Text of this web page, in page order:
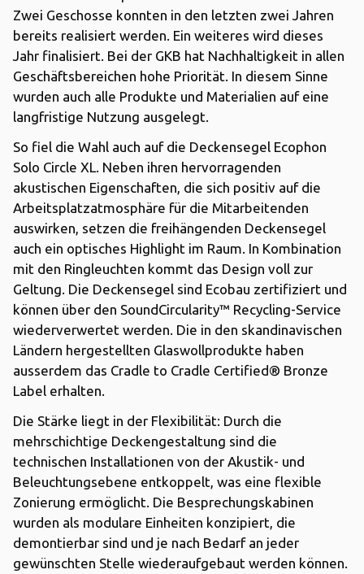
Zwei Geschosse konnten in den letzten zwei Jahren
bereits realisiert werden. Ein weiteres wird dieses
Jahr finalisiert. Bei der GKB hat Nachhaltigkeit in allen
Geschäftsbereichen hohe Priorität. In diesem Sinne
wurden auch alle Produkte und Materialien auf eine
langfristige Nutzung ausgelegt.
So fiel die Wahl auch auf die Deckensegel Ecophon
Solo Circle XL. Neben ihren hervorragenden
akustischen Eigenschaften, die sich positiv auf die
Arbeitsplatzatmosphäre für die Mitarbeitenden
auswirken, setzen die freihängenden Deckensegel
auch ein optisches Highlight im Raum. In Kombination
mit den Ringleuchten kommt das Design voll zur
Geltung. Die Deckensegel sind Ecobau zertifiziert und
können über den SoundCircularity™ Recycling-Service
wiederverwertet werden. Die in den skandinavischen
Ländern hergestellten Glaswollprodukte haben
ausserdem das Cradle to Cradle Certified® Bronze
Label erhalten.
Die Stärke liegt in der Flexibilität: Durch die
mehrschichtige Deckengestaltung sind die
technischen Installationen von der Akustik- und
Beleuchtungsebene entkoppelt, was eine flexible
Zonierung ermöglicht. Die Besprechungskabinen
wurden als modulare Einheiten konzipiert, die
demontierbar sind und je nach Bedarf an jeder
gewünschten Stelle wiederaufgebaut werden können.